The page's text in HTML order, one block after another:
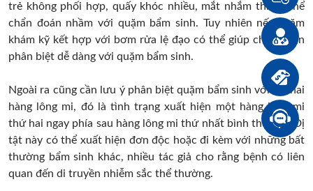
trẻ không phối hợp, quấy khóc nhiều, mắt nhắm thì có thể
chẩn đoán nhầm với quặm bẩm sinh. Tuy nhiên nếu thăm
khám kỹ kết hợp với bơm rửa lệ đạo có thể giúp chẩn đoán
phân biệt dễ dàng với quặm bẩm sinh.
Ngoài ra cũng cần lưu ý phân biệt quặm bẩm sinh với tật hai
hàng lông mi, đó là tình trạng xuất hiện một hàng lông mi
thứ hai ngay phía sau hàng lông mi thứ nhất bình thường. Dị
tật này có thể xuất hiện đơn độc hoặc đi kèm với những bất
thường bẩm sinh khác, nhiều tác giả cho rằng bệnh có liên
quan đến di truyền nhiễm sắc thể thường.